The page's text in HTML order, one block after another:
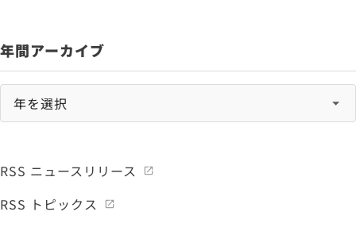
年間アーカイブ
RSS ニュースリリース
RSS トピックス